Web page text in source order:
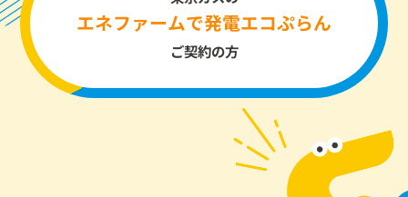
エネファームで発電エコぷらん
ご契約の方